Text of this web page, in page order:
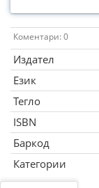
Коментари: 0
Издател
Език
Тегло
ISBN
Баркод
Категории